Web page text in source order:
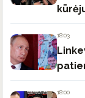
18:03
18:00